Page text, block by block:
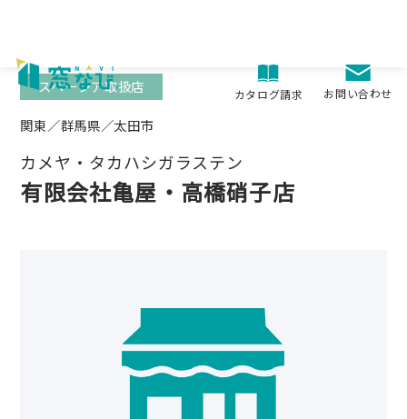
content
カタログ請求 お問い合わせ
関東／群馬県／太田市
カメヤ・タカハシガラステン
有限会社亀屋・高橋硝子店
スペーシア取扱店